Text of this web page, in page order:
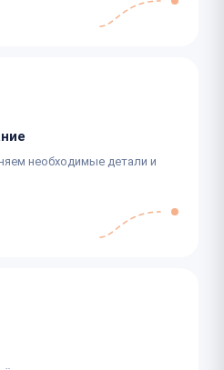
необходимые детали и